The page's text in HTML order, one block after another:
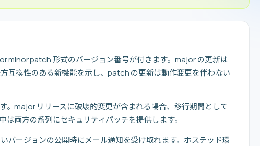
形式のバージョン番号が付きます。major の更新は
互換性のある新機能を示し、patch の更新は動作変更を伴わない
。major リリースに破壊的変更が含まれる場合、移行期間として
両方の系列にセキュリティパッチを提供します。
バージョンの公開時にメール通知を受け取れます。ホステッド環